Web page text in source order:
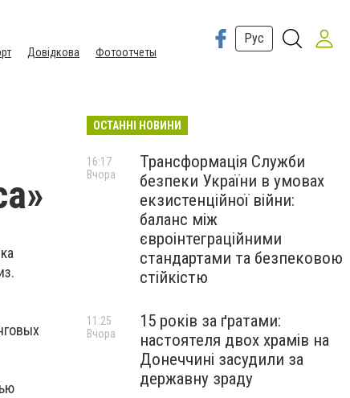
Довідкова Фотоотчеты
Рус
ОСТАННІ НОВИНИ
Трансформація Служби
безпеки України в умовах
екзистенційної війни:
баланс між
євроінтеграційними
стандартами та безпековою
стійкістю
16:17
Вчора
15 років за ґратами:
настоятеля двох храмів на
Донеччині засудили за
державну зраду
11:25
Вчора